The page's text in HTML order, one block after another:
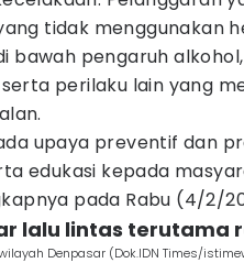
tidak menggunakan
bawah pengaruh
perilaku lain yang
upaya preventif dan
edukasi kepada
pada Rabu (4/2/
lalu lintas terutama
Denpasar (Dok.IDN Times/